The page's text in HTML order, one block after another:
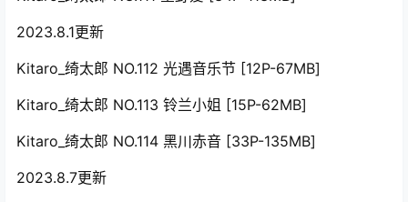
2023.8.1更新
Kitaro_绮太郎 NO.112 光遇音乐节 [12P-67MB]
Kitaro_绮太郎 NO.113 铃兰小姐 [15P-62MB]
Kitaro_绮太郎 NO.114 黑川赤音 [33P-135MB]
2023.8.7更新